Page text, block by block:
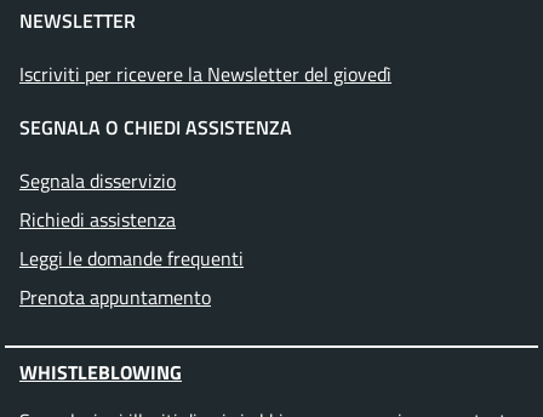
NEWSLETTER
Iscriviti per ricevere la Newsletter del giovedì
SEGNALA O CHIEDI ASSISTENZA
Segnala disservizio
Richiedi assistenza
Leggi le domande frequenti
Prenota appuntamento
WHISTLEBLOWING